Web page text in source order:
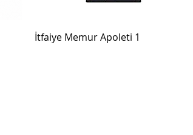
İtfaiye Memur Apoleti 1